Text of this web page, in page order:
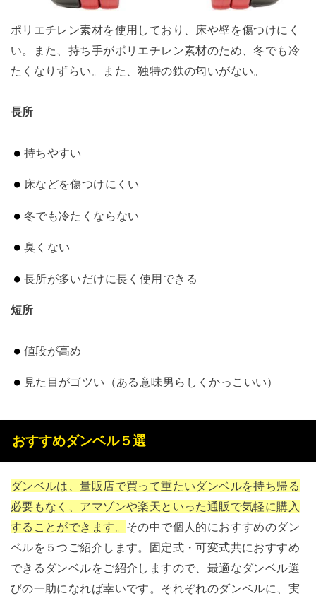
ポリエチレン素材を使用しており、床や壁を傷つけにく
い。また、持ち手がポリエチレン素材のため、冬でも冷
たくなりずらい。また、独特の鉄の匂いがない。
長所
持ちやすい
床などを傷つけにくい
冬でも冷たくならない
臭くない
長所が多いだけに長く使用できる
短所
値段が高め
見た目がゴツい（ある意味男らしくかっこいい）
おすすめダンベル５選
ダンベルは、量販店で買って重たいダンベルを持ち帰る
必要もなく、アマゾンや楽天といった通販で気軽に購入
することができます。 その中で個人的におすすめのダン
ベルを５つご紹介します。固定式・可変式共におすすめ
できるダンベルをご紹介しますので、最適なダンベル選
びの一助になれば幸いです。それぞれのダンベルに、実